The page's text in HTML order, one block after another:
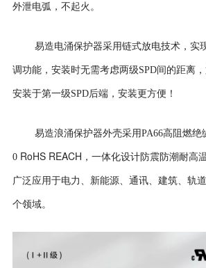
外泄电弧，不起火。
易造电涌保护器采用链式放电技术，实
调功能，安装时无需考虑两级SPD间的距离
安装于第一级SPD后端，安装更方便！
易造浪涌保护器外壳采用PA66高阻燃
0 RoHS REACH ，一体化设计防震防潮耐高
广泛应用于电力、新能源、通讯、建筑、轨
个领域。